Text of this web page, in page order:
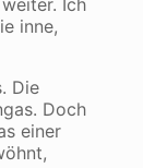
inne,
Die
Doch
einer